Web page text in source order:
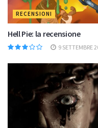
RECENSIONI
Hell Pie: la recensione
9 SETTEMBRE